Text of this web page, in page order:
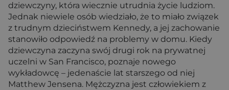
dziewczyny, która wiecznie utrudnia życie ludziom.
Jednak niewiele osób wiedziało, że to miało związek
z trudnym dzieciństwem Kennedy, a jej zachowanie
stanowiło odpowiedź na problemy w domu. Kiedy
dziewczyna zaczyna swój drugi rok na prywatnej
uczelni w San Francisco, poznaje nowego
wykładowcę – jedenaście lat starszego od niej
Matthew Jensena. Mężczyzna jest człowiekiem z